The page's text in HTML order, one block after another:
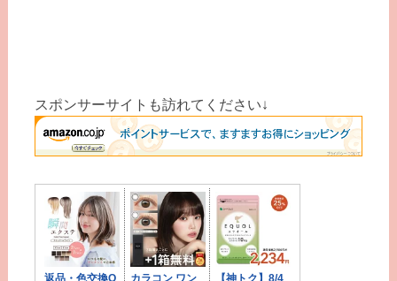
スポンサーサイトも訪れてください↓